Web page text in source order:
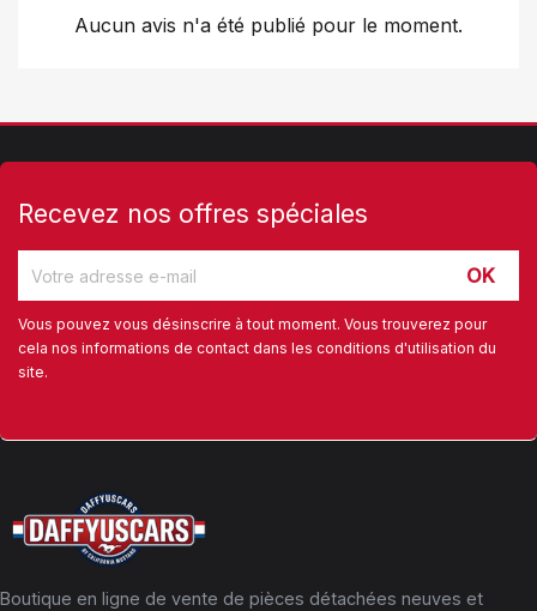
Aucun avis n'a été publié pour le moment.
Recevez nos offres spéciales
Vous pouvez vous désinscrire à tout moment. Vous trouverez pour
cela nos informations de contact dans les conditions d'utilisation du
site.
Boutique en ligne de vente de pièces détachées neuves et